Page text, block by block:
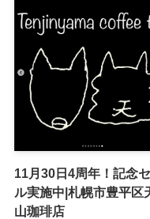
11月30日4周年！記念
ル実施中|札幌市豊平区
山珈琲店